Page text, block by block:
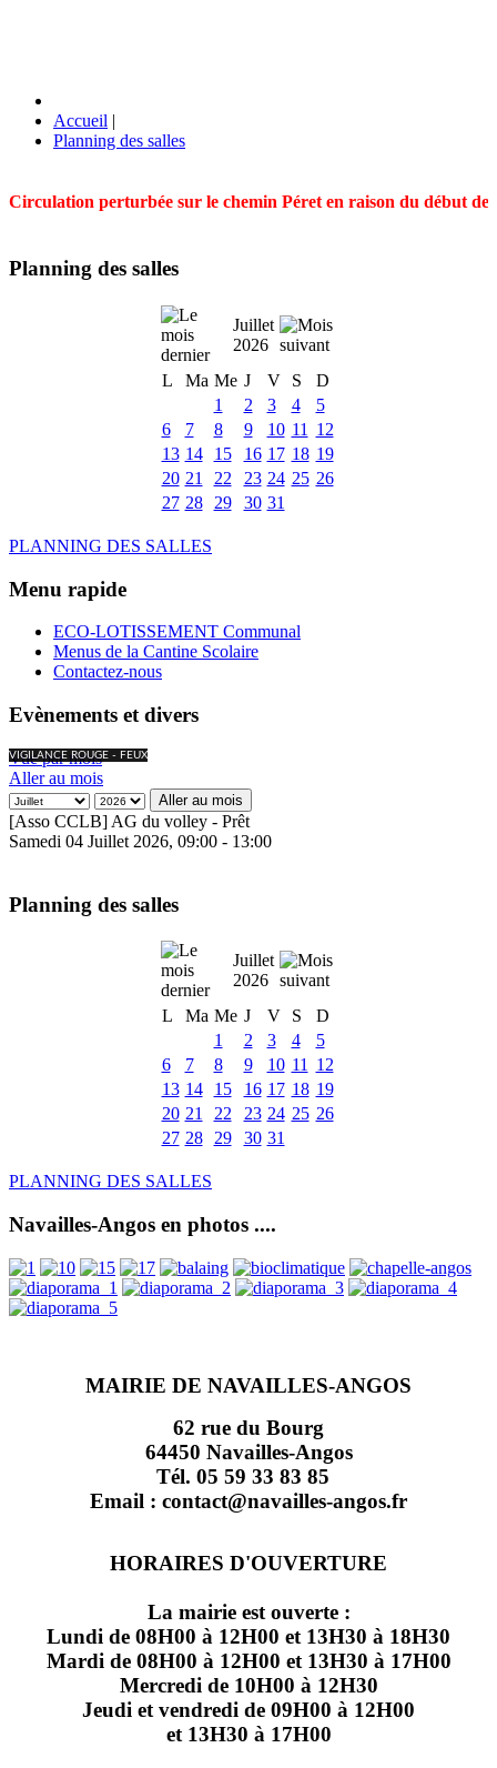
Accueil |
Planning des salles
Circulation perturbée sur le chemin Péret en raison du début
Planning des salles
Juillet
2026
L
Ma Me J V S
D
1
2 3 4
5
6
7 8 9 10 11
12
13 14 15 16 17 18 19
20 21 22 23 24 25 26
27 28 29 30 31
PLANNING DES SALLES
Menu rapide
ECO-LOTISSEMENT Communal
Menus de la Cantine Scolaire
Contactez-nous
Evènements et divers
VIGILANCE ROUGE - FEUX
Vue par mois
Aller au mois
Aller au mois
[Asso CCLB] AG du volley - Prêt
Samedi 04 Juillet 2026, 09:00 - 13:00
Planning des salles
Juillet
2026
L
Ma Me J V S
D
1
2 3 4
5
6
7 8 9 10 11
12
13 14 15 16 17 18 19
20 21 22 23 24 25 26
27 28 29 30 31
PLANNING DES SALLES
Navailles-Angos en photos ....
MAIRIE DE NAVAILLES-ANGOS
62 rue du Bourg
64450 Navailles-Angos
Tél. 05 59 33 83 85
Email : contact@navailles-angos.fr
HORAIRES D'OUVERTURE
La mairie est ouverte :
Lundi de 08H00 à 12H00 et 13H30 à 18H30
Mardi de 08H00 à 12H00 et 13H30 à 17H00
Mercredi de 10H00 à 12H30
Jeudi et vendredi de 09H00 à 12H00
et 13H30 à 17H00